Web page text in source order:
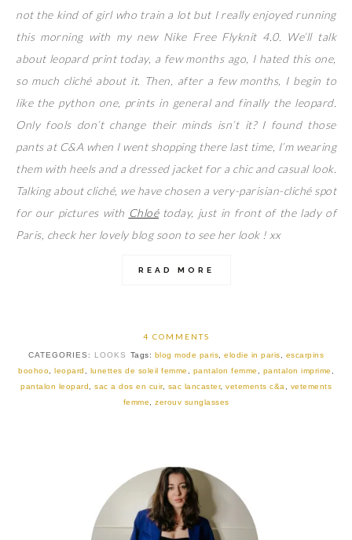
not the kind of girl who train a lot but I really enjoyed running
this morning with my new Nike Free Flyknit 4.0. We’ll talk
about leopard print today, a few months ago, I hated this one,
so much cliché about it. Then, after a few months, I begin to
like the python one, prints in general and finally the leopard.
Only fools don’t change their minds isn’t it? I found those
pants at C&A when I went shopping there last time, I’m wearing
them with heels and a dressed jacket for a chic and casual look.
Talking about cliché, we have chosen a very-parisian-cliché spot
for our pictures with Chloétoday, just in front of the lady of
Paris, check her lovely blog soon to see her look ! xx
READ MORE
4 COMMENTS
CATEGORIES: LOOKS Tags: blog mode paris ,elodie in paris
escarpins
boohoo
leopard lunettes de soleil femme pantalon femme pantalon imprime
pantalon leopard
sac a dos en cuir, sac lancaster, vetements c&a
vetements
femme
zerouv sunglasses